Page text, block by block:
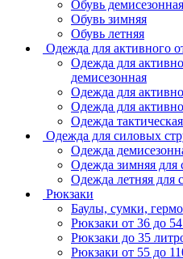
Обувь демисезонная
Обувь зимняя
Обувь летняя
Одежда для активного
Одежда для
демисезонная
Одежда для
Одежда для
Одежда тактическая
Одежда для силовых
Одежда
Одежда зимняя для
Одежда летняя для
Рюкзаки
Баулы, сумки,
Рюкзаки от 36 до
Рюкзаки до 35
Рюкзаки от 55 до